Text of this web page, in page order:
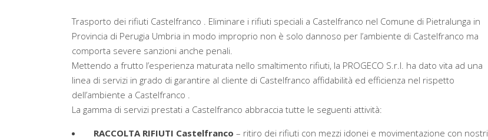
Trasporto dei rifiuti Castelfranco . Eliminare i rifiuti speciali a Castelfranco nel Comune di Pietralunga in
Provincia di Perugia Umbria in modo improprio non è solo dannoso per l’ambiente di Castelfranco ma
comporta severe sanzioni anche penali.
Mettendo a frutto l’esperienza maturata nello smaltimento rifiuti, la PROGECO S.r.l. ha dato vita ad una
linea di servizi in grado di garantire al cliente di Castelfranco affidabilità ed efficienza nel rispetto
dell’ambiente a Castelfranco .
La gamma di servizi prestati a Castelfranco abbraccia tutte le seguenti attività:
RACCOLTA RIFIUTI Castelfranco – ritiro dei rifiuti con mezzi idonei e movimentazione con nostri